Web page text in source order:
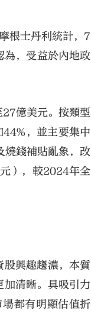
根士丹利統計，7
為，受益於內地政
億美元。按類型
，並主要集中
燒錢補貼亂象，改
），較2024年全
股興趣趨濃，本質
加清晰。具吸引力
都有明顯估值折